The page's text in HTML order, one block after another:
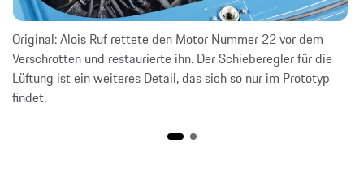
Original: Alois Ruf rettete den Motor Nummer 22 vor dem
Verschrotten und restaurierte ihn. Der Schieberegler für die
Lüftung ist ein weiteres Detail, das sich so nur im Prototyp
findet.